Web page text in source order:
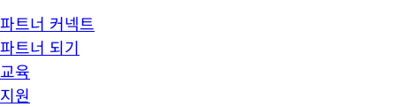
파트너 커넥트
파트너 되기
교육
지원